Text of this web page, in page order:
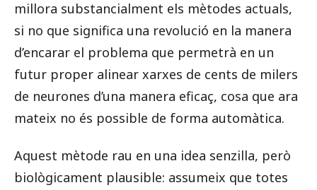
millora substancialment els mètodes actuals,
si no que significa una revolució en la manera
d’encarar el problema que permetrà en un
futur proper alinear xarxes de cents de milers
de neurones d’una manera eficaç, cosa que ara
mateix no és possible de forma automàtica.
Aquest mètode rau en una idea senzilla, però
biològicament plausible: assumeix que totes